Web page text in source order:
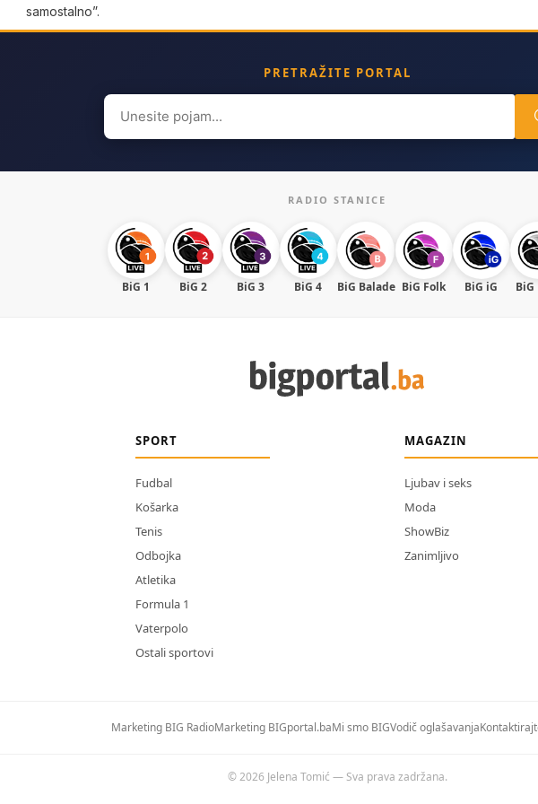
samostalno”.
PRETRAŽITE PORTAL
Search
for:
RADIO STANICE
BiG 1 BiG 2 BiG 3 BiG 4 BiG Balade BiG Folk BiG iG BiG
SPORT
Fudbal
Košarka
Tenis
Odbojka
Atletika
Formula 1
Vaterpolo
Ostali sportovi
MAGAZIN
Ljubav i seks
Moda
ShowBiz
Zanimljivo
Marketing BIG RadioMarketing BIGportal.baMi smo BIGVodič oglašavanja
© 2026 Jelena Tomić — Sva prava zadržana.